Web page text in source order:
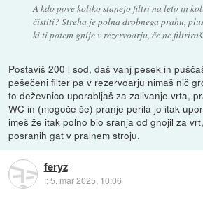
A kdo pove koliko stanejo filtri na leto in
čistiti? Streha je polna drobnega prahu,
ki ti potem gnije v rezervoarju, če ne filtriraš.
Postaviš 200 l sod, daš vanj pesek in
pešečeni filter pa v rezervoarju nimaš nič
to deževnico uporabljaš za zalivanje vrta,
WC in (mogoče še) pranje perila jo itak
imeš že itak polno bio sranja od gnojil za
posranih gat v pralnem stroju.
feryz
::5. mar 2025, 10:06